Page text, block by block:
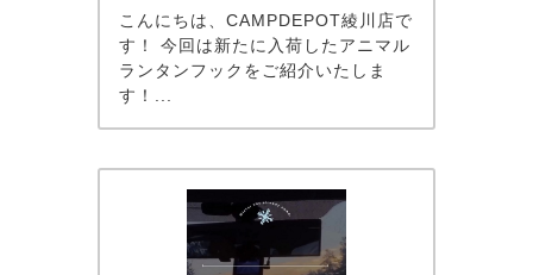
こんにちは、CAMPDEPOT綾川店で
す！ 今回は新たに入荷したアニマル
ランタンフックをご紹介いたしま
す！...